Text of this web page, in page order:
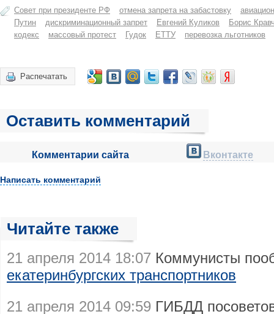
Совет при президенте РФ отмена запрета на забастовку
Путин
дискриминационный запрет Евгений Куликов
Борис
кодекс
массовый протест Гудок ЕТТУ перевозка льготников
Распечатать
Оставить комментарий
Комментарии сайта Вконтакте
Написать комментарий
Читайте также
21 апреля 2014 18:07 Коммунисты
екатеринбургских транспортников
21 апреля 2014 09:59 ГИБДД